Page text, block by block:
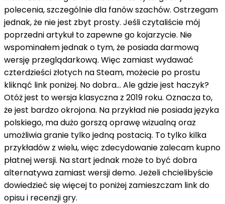
polecenia, szczególnie dla fanów szachów. Ostrzegam
jednak, że nie jest zbyt prosty. Jeśli czytaliście mój
poprzedni artykuł to zapewne go kojarzycie. Nie
wspominałem jednak o tym, że posiada darmową
wersję przeglądarkową. Więc zamiast wydawać
czterdzieści złotych na Steam, możecie po prostu
kliknąć link poniżej. No dobra... Ale gdzie jest haczyk?
Otóż jest to wersja klasyczna z 2019 roku. Oznacza to,
że jest bardzo okrojona. Na przykład nie posiada języka
polskiego, ma dużo gorszą oprawę wizualną oraz
umożliwia granie tylko jedną postacią. To tylko kilka
przykładów z wielu, więc zdecydowanie zalecam kupno
płatnej wersji. Na start jednak może to być dobra
alternatywa zamiast wersji demo. Jeżeli chcielibyście
dowiedzieć się więcej to poniżej zamieszczam link do
opisu i recenzji gry.